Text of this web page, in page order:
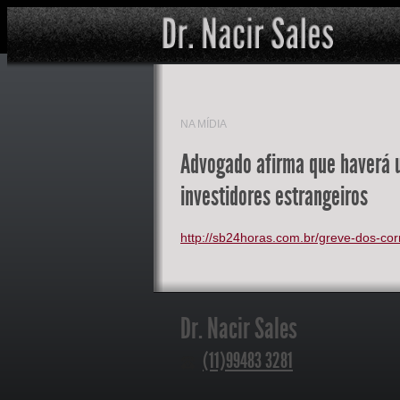
NA MÍDIA
Advogado afirma que
investidores estrangeiros
http://sb24horas.com.br/greve-dos-
Dr. Nacir Sales
(11)99483 3281